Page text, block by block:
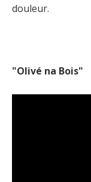
douleur.
"Olivé na Bois"